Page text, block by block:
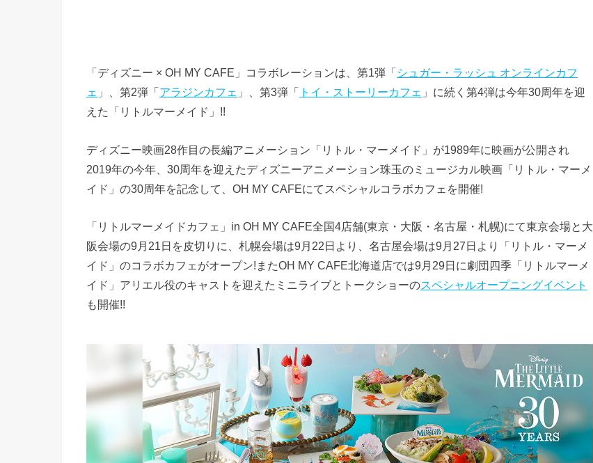
「ディズニー × OH MY CAFE」コラボレーションは、第1弾「シュガー・ラッシュ オンラインカフ
ェ 」、第2弾「アラジンカフェ 」、第3弾「 トイ・ストーリーカフェ 」に続く第4弾は今年30周年を迎
えた「リトルマーメイド」!!
ディズニー映画28作目の長編アニメーション「リトル・マーメイド」が1989年に映画が公開され
2019年の今年、30周年を迎えたディズニーアニメーション珠玉のミュージカル映画「リトル・マーメ
イド」の30周年を記念して、OH MY CAFEにてスペシャルコラボカフェを開催!
「リトルマーメイドカフェ」in OH MY CAFE全国4店舗(東京・大阪・名古屋・札幌)にて東京会場と大
阪会場の9月21日を皮切りに、札幌会場は9月22日より、名古屋会場は9月27日より「リトル・マーメ
イド」のコラボカフェがオープン!またOH MY CAFE北海道店では9月29日に劇団四季「リトルマーメ
イド」アリエル役のキャストを迎えたミニライブとトークショーのスペシャルオープニングイベント
も開催!!